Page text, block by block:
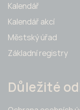
Kalendář
Kalendář akcí
Městský úřad
Základní registry
Důležité